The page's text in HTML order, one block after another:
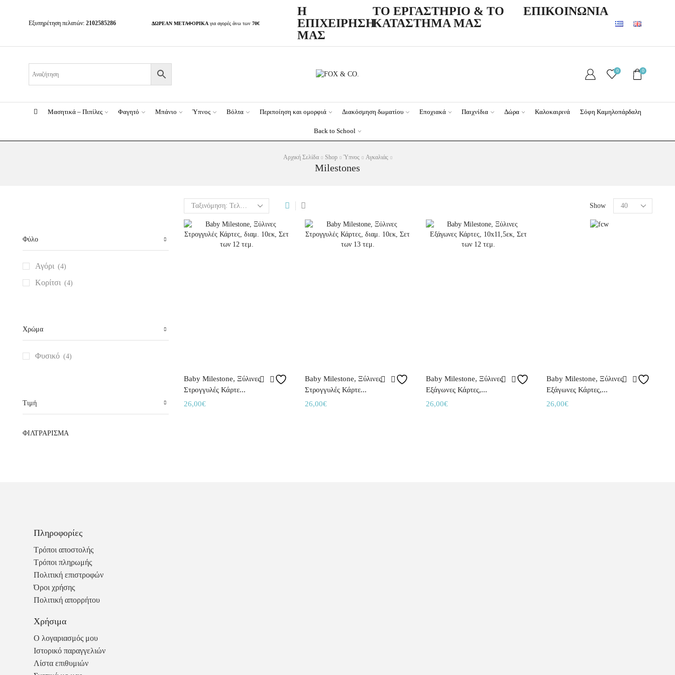
Εξυπηρέτηση πελατών: 2102585286 ΔΩΡΕΑΝ ΜΕΤΑΦΟΡΙΚΑ για αγορές άνω των 70€
Η
ΕΠΙΧΕΙΡΗΣΗ
ΜΑΣ
ΤΟ ΕΡΓΑΣΤΗΡΙΟ & ΤΟ
ΚΑΤΑΣΤΗΜΑ ΜΑΣ
ΕΠΙΚΟΙΝΩΝΙΑ
0 0
Μασητικά – Πιπίλες Φαγητό Μπάνιο Ύπνος Βόλτα Περιποίηση και ομορφιά Διακόσμηση δωματίου Εποχιακά Παιχνίδια Δώρα Καλοκαιρινά Σόφη Καμηλοπάρδαλη
Back to School
Αρχική Σελίδα Shop Ύπνος Αγκαλιάς
Milestones
Show
Baby Milestone, Ξύλινες
Στρογγυλές Κάρτε...
26,00€
Baby Milestone, Ξύλινες
Στρογγυλές Κάρτε...
26,00€
Baby Milestone, Ξύλινες
Εξάγωνες Κάρτες,...
26,00€
Baby Milestone, Ξύλινες
Εξάγωνες Κάρτες,...
26,00€
Φύλο
Αγόρι (4)
Κορίτσι (4)
Χρώμα
Φυσικό (4)
Τιμή
ΦΙΛΤΡΆΡΙΣΜΑ
Πληροφορίες
Τρόποι αποστολής
Τρόποι πληρωμής
Πολιτική επιστροφών
Όροι χρήσης
Πολιτική απορρήτου
Χρήσιμα
Ο λογαριασμός μου
Ιστορικό παραγγελιών
Λίστα επιθυμιών